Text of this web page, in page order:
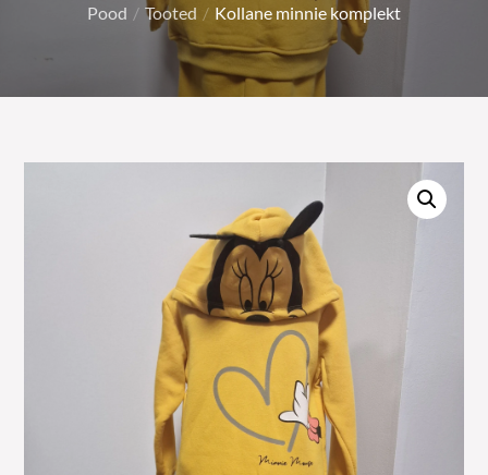
Pood Tooted Kollane minnie komplekt